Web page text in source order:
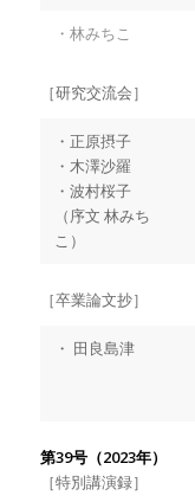
・林みちこ
［研究交流会］
・正原摂子
・木澤沙羅
・波村桜子
（序文 林みち
こ）
［卒業論文抄］
・ 田良島津
第39号（2023年）
［特別講演録］